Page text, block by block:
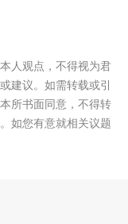
人观点，不得视为君
建议。如需转载或引
所书面同意，不得转
如您有意就相关议题